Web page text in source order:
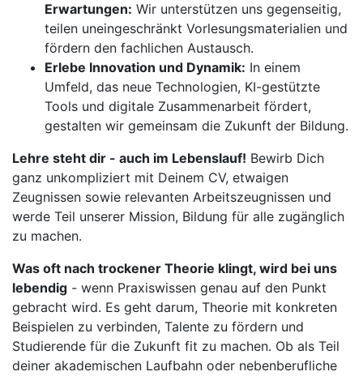
Erwartungen: Wir unterstützen uns gegenseitig,
teilen uneingeschränkt Vorlesungsmaterialien und
fördern den fachlichen Austausch.
Erlebe Innovation und Dynamik: In einem
Umfeld, das neue Technologien, KI-gestützte
Tools und digitale Zusammenarbeit fördert,
gestalten wir gemeinsam die Zukunft der Bildung.
Lehre steht dir - auch im Lebenslauf! Bewirb Dich
ganz unkompliziert mit Deinem CV, etwaigen
Zeugnissen sowie relevanten Arbeitszeugnissen und
werde Teil unserer Mission, Bildung für alle zugänglich
zu machen.
Was oft nach trockener Theorie klingt, wird bei uns
lebendig - wenn Praxiswissen genau auf den Punkt
gebracht wird. Es geht darum, Theorie mit konkreten
Beispielen zu verbinden, Talente zu fördern und
Studierende für die Zukunft fit zu machen. Ob als Teil
deiner akademischen Laufbahn oder nebenberufliche